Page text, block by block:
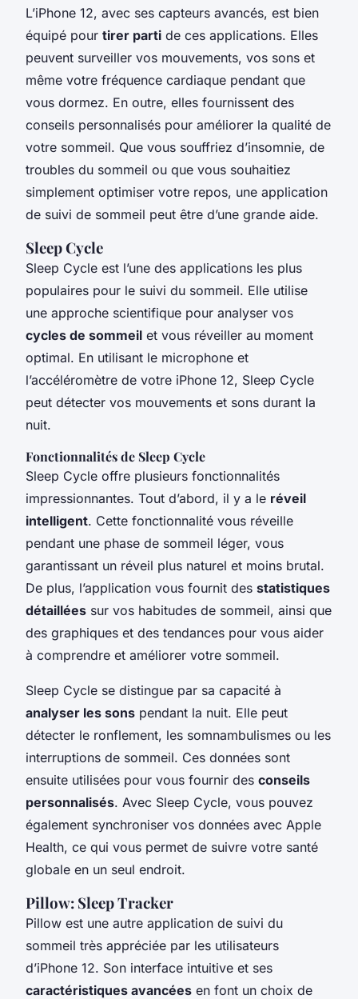
L’iPhone 12, avec ses capteurs avancés, est bien
équipé pour tirer parti de ces applications. Elles
peuvent surveiller vos mouvements, vos sons et
même votre fréquence cardiaque pendant que
vous dormez. En outre, elles fournissent des
conseils personnalisés pour améliorer la qualité de
votre sommeil. Que vous souffriez d’insomnie, de
troubles du sommeil ou que vous souhaitiez
simplement optimiser votre repos, une application
de suivi de sommeil peut être d’une grande aide.
Sleep Cycle
Sleep Cycle est l’une des applications les plus
populaires pour le suivi du sommeil. Elle utilise
une approche scientifique pour analyser vos
cycles de sommeil et vous réveiller au moment
optimal. En utilisant le microphone et
l’accéléromètre de votre iPhone 12, Sleep Cycle
peut détecter vos mouvements et sons durant la
nuit.
Fonctionnalités de Sleep Cycle
Sleep Cycle offre plusieurs fonctionnalités
impressionnantes. Tout d’abord, il y a le réveil
intelligent. Cette fonctionnalité vous réveille
pendant une phase de sommeil léger, vous
garantissant un réveil plus naturel et moins brutal.
De plus, l’application vous fournit des statistiques
détaillées sur vos habitudes de sommeil, ainsi que
des graphiques et des tendances pour vous aider
à comprendre et améliorer votre sommeil.
Sleep Cycle se distingue par sa capacité à
analyser les sons pendant la nuit. Elle peut
détecter le ronflement, les somnambulismes ou les
interruptions de sommeil. Ces données sont
ensuite utilisées pour vous fournir des conseils
personnalisés. Avec Sleep Cycle, vous pouvez
également synchroniser vos données avec Apple
Health, ce qui vous permet de suivre votre santé
globale en un seul endroit.
Pillow: Sleep Tracker
Pillow est une autre application de suivi du
sommeil très appréciée par les utilisateurs
d’iPhone 12. Son interface intuitive et ses
caractéristiques avancées en font un choix de